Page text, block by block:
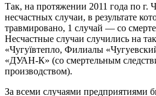
Так, на протяжении 2011 года по г.
несчастных случаи, в результате
травмировано, 1 случай — со
Несчастные случаи случились на
«Чугуївтепло, Филиалы
«ДУАН-К» (со смертельным
производством).
За всеми случаями предприятиями